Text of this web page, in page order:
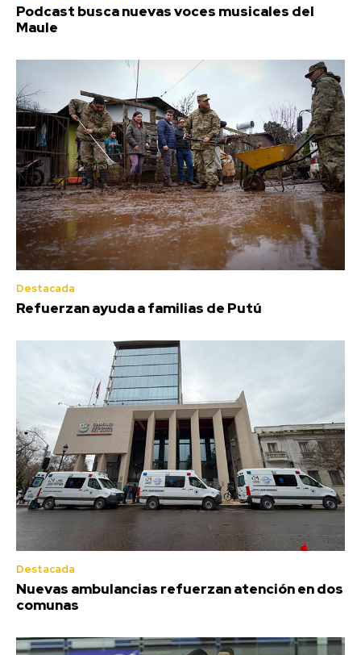
Podcast busca nuevas voces musicales del
Maule
Destacada
Refuerzan ayuda a familias de Putú
Destacada
Nuevas ambulancias refuerzan atención en dos
comunas